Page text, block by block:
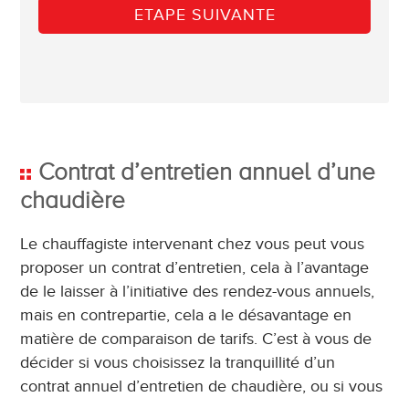
Contrat d’entretien annuel d’une
chaudière
Le chauffagiste intervenant chez vous peut vous
proposer un contrat d’entretien, cela à l’avantage
de le laisser à l’initiative des rendez-vous annuels,
mais en contrepartie, cela a le désavantage en
matière de comparaison de tarifs. C’est à vous de
décider si vous choisissez la tranquillité d’un
contrat annuel d’entretien de chaudière, ou si vous